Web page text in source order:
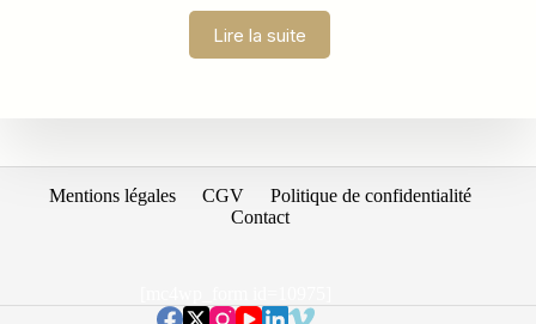
Lire la suite
Mentions légales CGV
Politique de confidentialité
Contact